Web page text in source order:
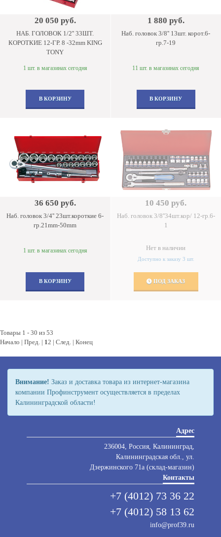
20 050 руб.
НАБ. ГОЛОВОК 1/2'' 33ШТ.
КОРОТКИЕ 12-ГР. 8 -32mm KING
TONY
1 шт. в магазинах сегодня
В КОРЗИНУ
1 880 руб.
Наб. головок 3/8'' 13шт. корот.6-
гр.7-19
11 шт. в магазинах сегодня
В КОРЗИНУ
36 650 руб.
Наб. головок 3/4'' 23шт.короткие 6-
гр.21mm-50mm
1 шт. в магазинах сегодня
В КОРЗИНУ
10 450 руб.
Наб. головок 3/8''34шт.кор/ 12-гр.6-
1
Нет в наличии
Доступно к заказу 3 шт.
ПОД ЗАКАЗ
Товары 1 - 30 из 53
Начало | Пред. | 12 | След. | Конец
Внимание! Заказ и доставка товара из интернет-магазина
компании Профинструмент осуществляется в пределах
Калининградской области!
Адрес
236004, Россия, Калининград,
Калининградская обл., ул.
Дзержинского 71а (склад-магазин)
Контакты
+7 (4012) 73 36 22
+7 (4012) 58 13 62
info@prof39.ru